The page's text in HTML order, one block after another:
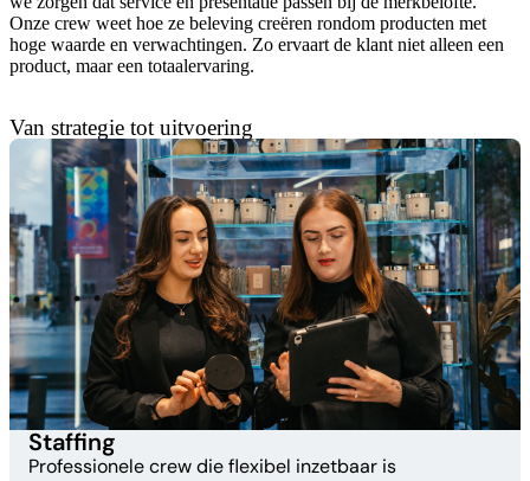
Onze crew weet hoe ze beleving creëren rondom producten met
hoge waarde en verwachtingen. Zo ervaart de klant niet alleen een
product, maar een totaalervaring.
Van strategie tot uitvoering
Staffing​
Professionele crew die flexibel inzetbaar is